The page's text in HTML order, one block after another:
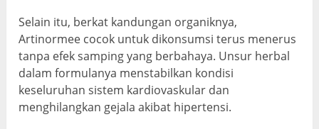
Selain itu, berkat kandungan organiknya,
Artinormee cocok untuk dikonsumsi terus menerus
tanpa efek samping yang berbahaya. Unsur herbal
dalam formulanya menstabilkan kondisi
keseluruhan sistem kardiovaskular dan
menghilangkan gejala akibat hipertensi.